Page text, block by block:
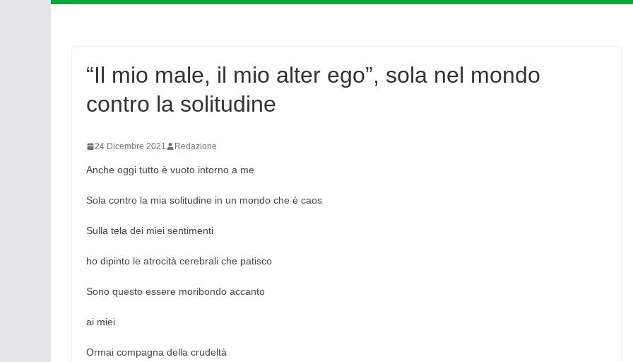
“Il mio male, il mio alter ego”, sola nel mondo
contro la solitudine
24 Dicembre 2021 Redazione
Anche oggi tutto è vuoto intorno a me
Sola contro la mia solitudine in un mondo che è caos
Sulla tela dei miei sentimenti
ho dipinto le atrocità cerebrali che patisco
Sono questo essere moribondo accanto
ai miei
Ormai compagna della crudeltà